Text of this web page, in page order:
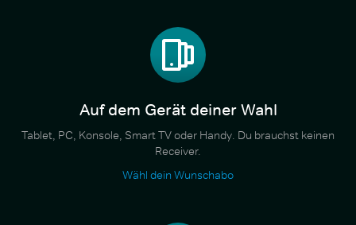
Auf dem Gerät deiner Wahl
Tablet, PC, Konsole, Smart TV oder Handy. Du brauchst keinen
Receiver.
Wähl dein Wunschabo